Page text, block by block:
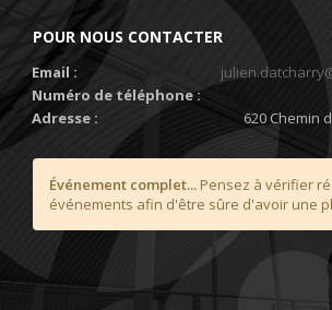
POUR NOUS CONTACTER
Email :
Numéro de téléphone :
Adresse :
620 Chemin
Événement complet... Pensez à vérifier
événements afin d'être sûre d'avoir une